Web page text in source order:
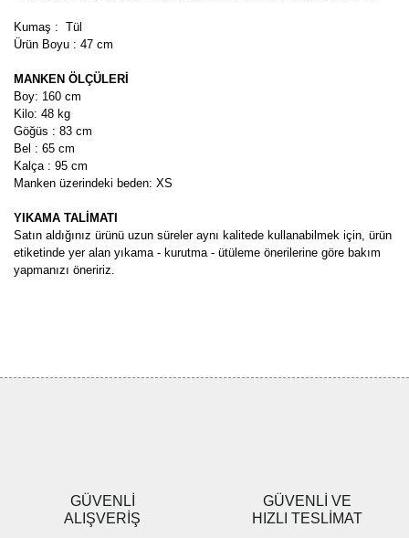
Kumaş : Tül
Ürün Boyu : 47 cm
MANKEN ÖLÇÜLERİ
Boy: 160 cm
Kilo: 48 kg
Göğüs : 83 cm
Bel : 65 cm
Kalça : 95 cm
Manken üzerindeki beden: XS
YIKAMA TALİMATI
Satın aldığınız ürünü uzun süreler aynı kalitede kullanabilmek için, ürün
etiketinde yer alan yıkama - kurutma - ütüleme önerilerine göre bakım
yapmanızı öneririz.
Ürün fiyatı diğer sitelerden daha pahalı.
Bu ürüne benzer farklı alternatifler olmalı.
GÜVENLİ
ALIŞVERİŞ
GÜVENLİ VE
HIZLI TESLİMAT